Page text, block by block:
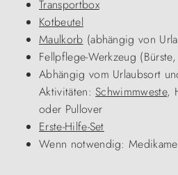
Transportbox
Kotbeutel
Maulkorb (abhängig von
Fellpflege-Werkzeug
Abhängig vom Urlaubsort
Aktivitäten: Schwimmweste,
oder Pullover
Erste-Hilfe-Set
Wenn notwendig: